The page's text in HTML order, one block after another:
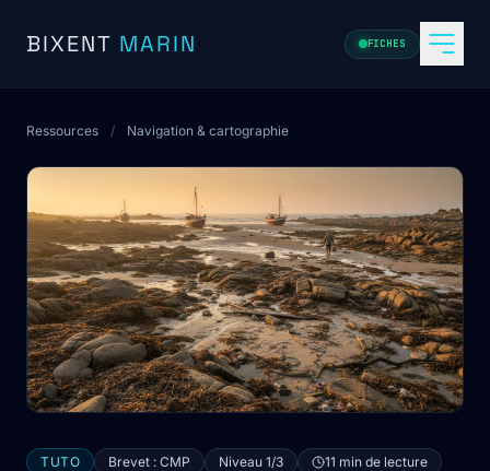
BIXENT MARIN FICHES
Ressources / Navigation & cartographie
TUTO Brevet : CMP Niveau 1/3 11 min de lecture